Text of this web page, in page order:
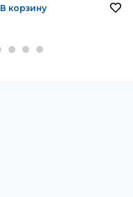
В корзину